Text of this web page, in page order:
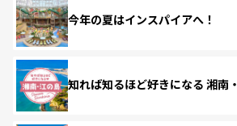
今年の夏はインスパイアへ！
知れば知るほど好きになる 湘南